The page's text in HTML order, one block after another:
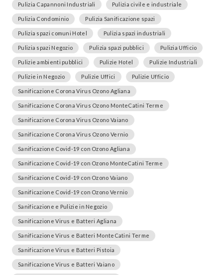
Pulizia Capannoni Industriali Pulizia civile e industriale
Pulizia Condominio Pulizia Sanificazione spazi
Pulizia spazi comuni Hotel Pulizia spazi industriali
Pulizia spazi Negozio Pulizia spazi pubblici Pulizia Ufficio
Pulizie ambienti pubblici Pulizie Hotel Pulizie Industriali
Pulizie in Negozio Pulizie Uffici Pulizie Ufficio
Sanificazione Corona Virus Ozono Agliana
Sanificazione Corona Virus Ozono MonteCatini Terme
Sanificazione Corona Virus Ozono Vaiano
Sanificazione Corona Virus Ozono Vernio
Sanificazione Covid-19 con Ozono Agliana
Sanificazione Covid-19 con Ozono MonteCatini Terme
Sanificazione Covid-19 con Ozono Vaiano
Sanificazione Covid-19 con Ozono Vernio
Sanificazione e Pulizie in Negozio
Sanificazione Virus e Batteri Agliana
Sanificazione Virus e Batteri MonteCatini Terme
Sanificazione Virus e Batteri Pistoia
Sanificazione Virus e Batteri Vaiano